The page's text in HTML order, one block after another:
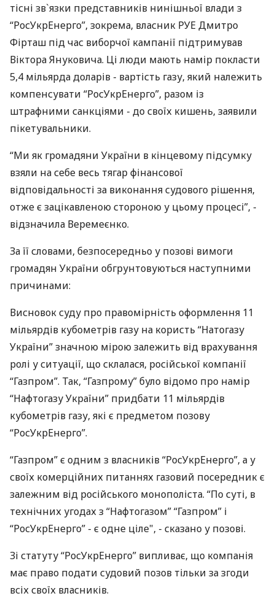
тісні зв`язки представників нинішньої влади з
“РосУкрЕнерго”, зокрема, власник РУЕ Дмитро
Фірташ під час виборчої кампанії підтримував
Віктора Януковича. Ці люди мають намір покласти
5,4 мільярда доларів - вартість газу, який належить
компенсувати “РосУкрЕнерго”, разом із
штрафними санкціями - до своїх кишень, заявили
пікетувальники.
“Ми як громадяни України в кінцевому підсумку
взяли на себе весь тягар фінансової
відповідальності за виконання судового рішення,
отже є зацікавленою стороною у цьому процесі”, -
відзначила Веремеєнко.
За її словами, безпосередньо у позові вимоги
громадян України обгрунтовуються наступними
причинами:
Висновок суду про правомірність оформлення 11
мільярдів кубометрів газу на користь “Натогазу
України” значною мірою залежить від врахування
ролі у ситуації, що склалася, російської компанії
“Газпром”. Так, “Газпрому” було відомо про намір
“Нафтогазу України” придбати 11 мільярдів
кубометрів газу, які є предметом позову
“РосУкрЕнерго”.
“Газпром” є одним з власників “РосУкрЕнерго”, а у
своїх комерційних питаннях газовий посередник є
залежним від російського монополіста. “По суті, в
технічних угодах з “Нафтогазом” “Газпром” і
“РосУкрЕнерго” - є одне ціле", - сказано у позові.
Зі статуту “РосУкрЕнерго” випливає, що компанія
має право подати судовий позов тільки за згоди
всіх своїх власників.